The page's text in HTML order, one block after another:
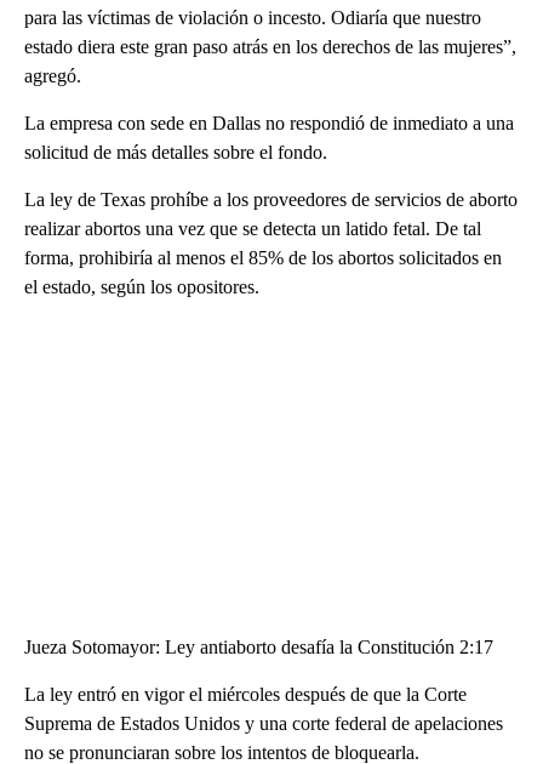
para las víctimas de violación o incesto. Odiaría que nuestro
estado diera este gran paso atrás en los derechos de las mujeres”,
agregó.
La empresa con sede en Dallas no respondió de inmediato a una
solicitud de más detalles sobre el fondo.
La ley de Texas prohíbe a los proveedores de servicios de aborto
realizar abortos una vez que se detecta un latido fetal. De tal
forma, prohibiría al menos el 85% de los abortos solicitados en
el estado, según los opositores.
Jueza Sotomayor: Ley antiaborto desafía la Constitución 2:17
La ley entró en vigor el miércoles después de que la Corte
Suprema de Estados Unidos y una corte federal de apelaciones
no se pronunciaran sobre los intentos de bloquearla.